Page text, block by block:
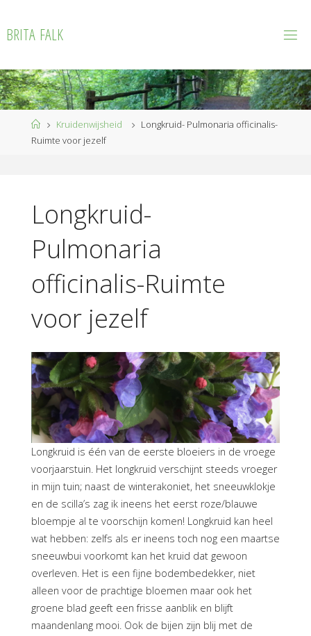
de
BRITA FALK
HomeKruidenwijsheid
Longkruid- Pulmonaria officinalis-
Ruimte voor jezelf
Longkruid-
Pulmonaria
officinalis-Ruimte
voor jezelf
Longkruid is één van de eerste bloeiers in de vroege
voorjaarstuin. Het longkruid verschijnt steeds vroeger
in mijn tuin; naast de winterakoniet, het sneeuwklokje
en de scilla’s zag ik ineens het eerst roze/blauwe
bloempje al te voorschijn komen! Longkruid kan heel
wat hebben: zelfs als er ineens toch nog een maartse
sneeuwbui voorkomt kan het kruid dat gewoon
overleven. Het is een fijne bodembedekker, niet
alleen voor de prachtige bloemen maar ook het
groene blad geeft een frisse aanblik en blijft
maandenlang mooi. Ook de bijen zijn blij met de